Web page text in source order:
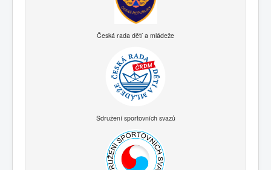
Česká rada dětí a mládeže
Sdružení sportovních svazů